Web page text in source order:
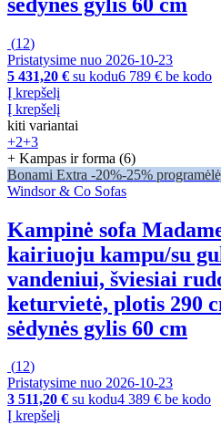
(12)
Pristatysime nuo 2026‑10‑23
5 431,20 € su kodu6 789 € be kodo
Į krepšelį
Į krepšelį
kiti variantai
+2+3
+ Kampas ir forma (6)
Bonami Extra -20%-25%
Windsor & Co Sofas
Kampinė sofa
kairiuoju kampu/su
vandeniui, šviesiai
keturvietė, plotis 290
sėdynės gylis 60 cm
(12)
Pristatysime nuo 2026‑10‑23
3 511,20 € su kodu4 389 € be kodo
Į krepšelį